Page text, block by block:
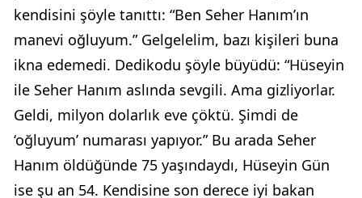
kendisini şöyle tanıttı: “Ben Seher Hanım’ın
manevi oğluyum.” Gelgelelim, bazı kişileri buna
ikna edemedi. Dedikodu şöyle büyüdü: “Hüseyin
ile Seher Hanım aslında sevgili. Ama gizliyorlar.
Geldi, milyon dolarlık eve çöktü. Şimdi de
‘oğluyum’ numarası yapıyor.” Bu arada Seher
Hanım öldüğünde 75 yaşındaydı, Hüseyin Gün
ise şu an 54. Kendisine son derece iyi bakan